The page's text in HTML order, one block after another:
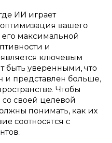
ИИ играет
вашего
максимальной
и
ключевым
быть уверенными, что
и представлен больше,
Чтобы
со своей целевой
понимать, как их
соотносятся с